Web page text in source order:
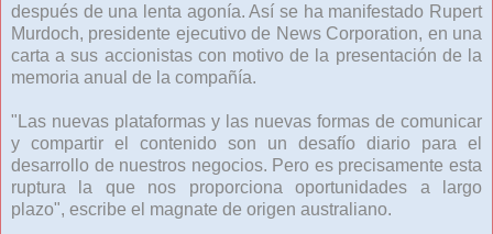
después de una lenta agonía. Así se ha manifestado Rupert
Murdoch, presidente ejecutivo de News Corporation, en una
carta a sus accionistas con motivo de la presentación de la
memoria anual de la compañía.
"Las nuevas plataformas y las nuevas formas de comunicar
y compartir el contenido son un desafío diario para el
desarrollo de nuestros negocios. Pero es precisamente esta
ruptura la que nos proporciona oportunidades a largo
plazo", escribe el magnate de origen australiano.